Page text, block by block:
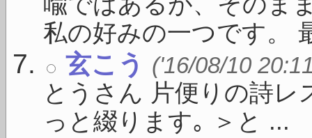
私の好みの一つです。
玄こう ('16/08/10
とうさん 片便りの詩
っと綴ります｡ ＞と ...